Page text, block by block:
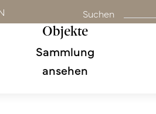
Suchen
Objekte
Sammlung
ansehen